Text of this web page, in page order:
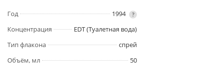
Год 1994 ?
Концентрация
EDT (Туалетная вода)
Тип флакона
спрей
Объём, мл
50